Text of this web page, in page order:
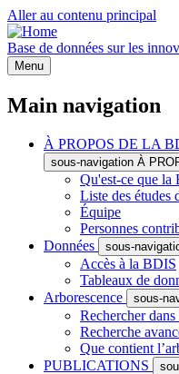
Aller au contenu principal
Base de données sur les
Menu
Main navigation
À PROPOS DE LA
sous-navigation À
Qu'est-ce que la
Liste des études
Équipe
Personnes
Données
sous-
Accès à la BDIS
Tableaux de
Arborescence
sous-
Rechercher dans
Recherche
Que contient
PUBLICATIONS